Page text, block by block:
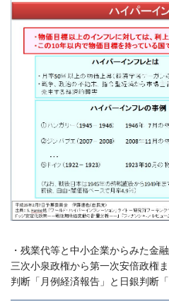
・残業代等と中小企業からみた
三次小泉政権から第一次安倍政
判断「月例経済報告」と日銀判断